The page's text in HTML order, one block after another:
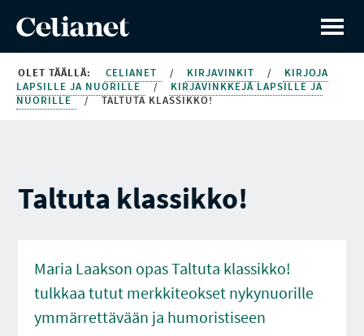
OLET TÄÄLLÄ: CELIANET / KIRJAVINKIT /
KIRJOJA
LAPSILLE JA NUORILLE
/
KIRJAVINKKEJÄ LAPSILLE JA
NUORILLE
/ TALTUTA KLASSIKKO!
Taltuta klassikko!
Maria Laakson opas Taltuta klassikko!
tulkkaa tutut merkkiteokset nykynuorille
ymmärrettävään ja humoristiseen